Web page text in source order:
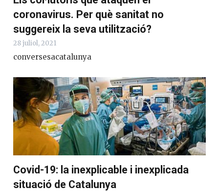
coronavirus. Per què sanitat no
suggereix la seva utilització?
28 juliol, 2021
conversesacatalunya
Covid-19: la inexplicable i inexplicada
situació de Catalunya